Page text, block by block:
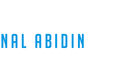
ABIDIN